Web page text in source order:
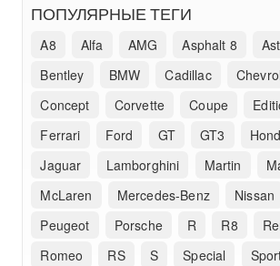
ПОПУЛЯРНЫЕ ТЕГИ
A8 Alfa AMG Asphalt 8
Bentley
BMW Cadillac
Concept
Corvette Coupe
Ferrari
Ford GT GT3
Jaguar
Lamborghini Martin
McLaren
Mercedes-Benz Nissan
Peugeot
Porsche R R8
Romeo
RS S Special